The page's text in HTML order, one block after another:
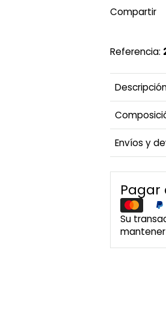
Compartir
Referencia:
Envíos y
Pagar
Su